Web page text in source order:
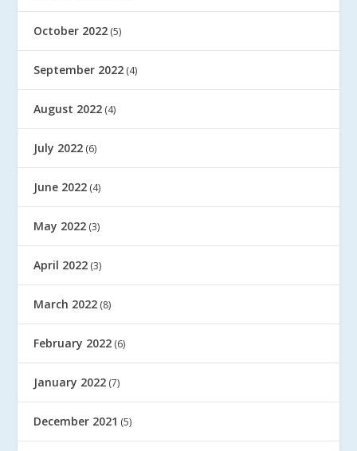
October 2022 (5)
September 2022 (4)
August 2022 (4)
July 2022 (6)
June 2022 (4)
May 2022 (3)
April 2022 (3)
March 2022 (8)
February 2022 (6)
January 2022 (7)
December 2021 (5)